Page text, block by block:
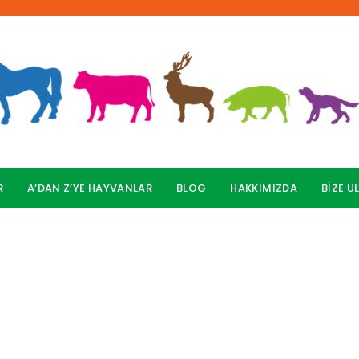
A’DAN Z’YE HAYVANLAR BLOG HAKKIMIZDA BİZE